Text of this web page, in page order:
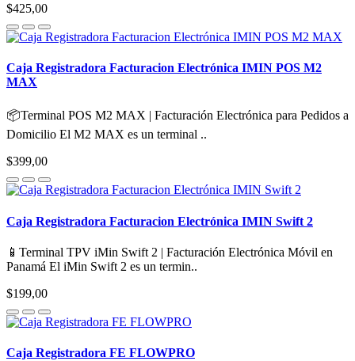
$425,00
Caja Registradora Facturacion Electrónica IMIN POS M2
MAX
📦Terminal POS M2 MAX | Facturación Electrónica para Pedidos a
Domicilio El M2 MAX es un terminal ..
$399,00
Caja Registradora Facturacion Electrónica IMIN Swift 2
📱Terminal TPV iMin Swift 2 | Facturación Electrónica Móvil en
Panamá El iMin Swift 2 es un termin..
$199,00
Caja Registradora FE FLOWPRO